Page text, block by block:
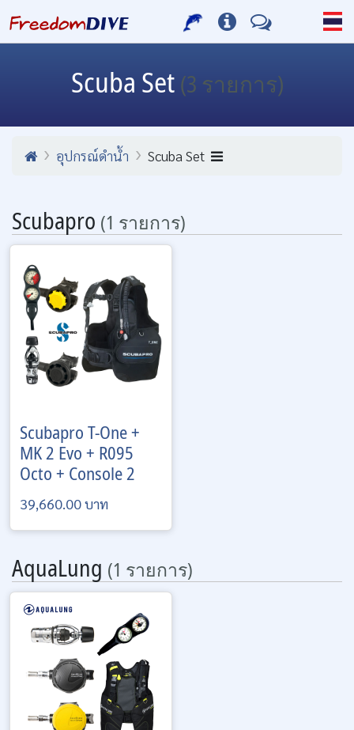
Scuba Set (3 รายการ)
อุปกรณ์ดำน้ำ Scuba Set
Scubapro (1 รายการ)
ScubaproT-One +
MK 2 Evo + R095
Octo + Console 2
39,660.00 บาท
AquaLung (1 รายการ)